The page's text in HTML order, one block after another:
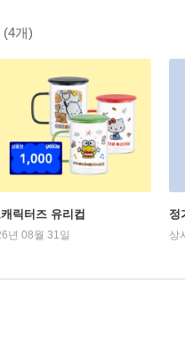
(4개)
릭터즈 유리컵
년 08월 31일
정
상